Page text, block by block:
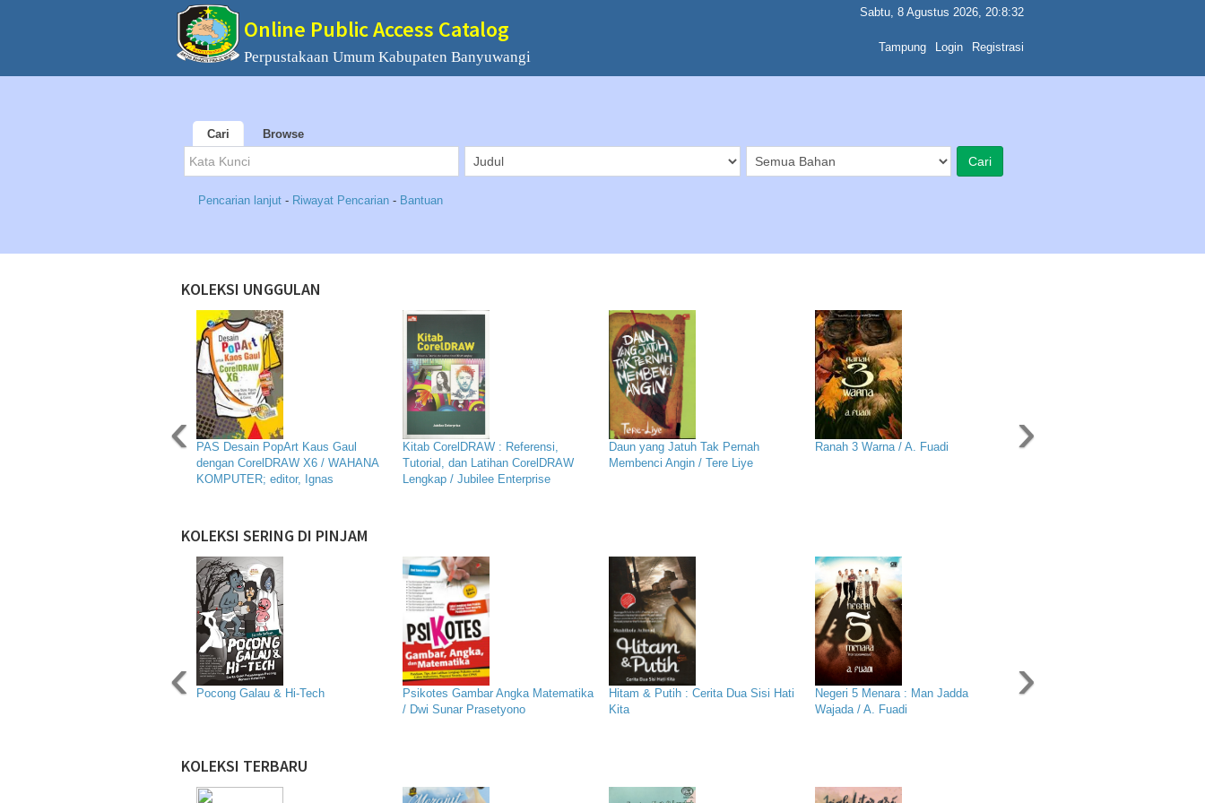
Online Public Access Catalog
Perpustakaan Umum Kabupaten Banyuwangi
Sabtu, 8 Agustus 2026, 20:8:32
Tampung Login Registrasi
Cari Browse
Pencarian lanjut - Riwayat Pencarian - Bantuan
KOLEKSI UNGGULAN
PAS Desain PopArt Kaus Gaul
dengan CorelDRAW X6 / WAHANA
KOMPUTER; editor, Ignas
Kitab CorelDRAW : Referensi,
Tutorial, dan Latihan CorelDRAW
Lengkap / Jubilee Enterprise
Daun yang Jatuh Tak Pernah
Membenci Angin / Tere Liye
Ranah 3 Warna / A. Fuadi
‹ ›
KOLEKSI SERING DI PINJAM
Pocong Galau & Hi-Tech
Psikotes Gambar Angka Matematika
/ Dwi Sunar Prasetyono
Hitam & Putih : Cerita Dua Sisi Hati
Kita
Negeri 5 Menara : Man Jadda
Wajada / A. Fuadi
‹ ›
KOLEKSI TERBARU